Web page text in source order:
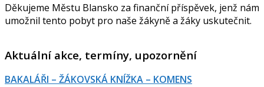
Děkujeme Městu Blansko za finanční příspěvek, jenž nám
umožnil tento pobyt pro naše žákyně a žáky uskutečnit.
Aktuální akce, termíny, upozornění
BAKALÁŘI – ŽÁKOVSKÁ KNÍŽKA – KOMENS